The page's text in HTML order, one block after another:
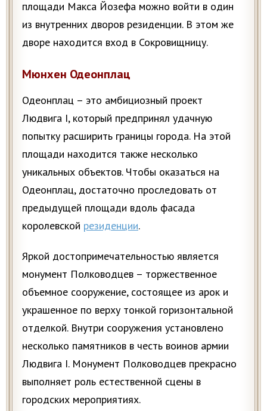
площади Макса Йозефа можно войти в один
из внутренних дворов резиденции. В этом же
дворе находится вход в Сокровищницу.
Мюнхен Одеонплац
Одеонплац – это амбициозный проект
Людвига I, который предпринял удачную
попытку расширить границы города. На этой
площади находится также несколько
уникальных объектов. Чтобы оказаться на
Одеонплац, достаточно проследовать от
предыдущей площади вдоль фасада
королевской резиденции.
Яркой достопримечательностью является
монумент Полководцев – торжественное
объемное сооружение, состоящее из арок и
украшенное по верху тонкой горизонтальной
отделкой. Внутри сооружения установлено
несколько памятников в честь воинов армии
Людвига I. Монумент Полководцев прекрасно
выполняет роль естественной сцены в
городских мероприятиях.